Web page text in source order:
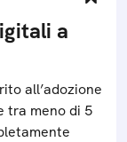
a
all’adozione
tra meno di 5